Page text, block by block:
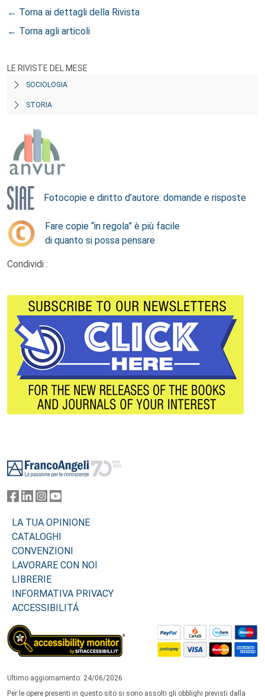
← Torna ai dettagli della Rivista
← Torna agli articoli
LE RIVISTE DEL MESE
SOCIOLOGIA
STORIA
Fotocopie e diritto d’autore: domande e risposte
Fare copie “in regola” è più facile
di quanto si possa pensare
Condividi :
LA TUA OPINIONE
CATALOGHI
CONVENZIONI
LAVORARE CON NOI
LIBRERIE
INFORMATIVA PRIVACY
ACCESSIBILITÁ
Ultimo aggiornamento: 24/06/2026
Per le opere presenti in questo sito si sono assolti gli obblighi previsti dalla